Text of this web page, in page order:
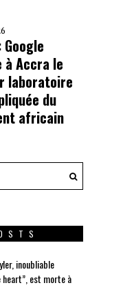
Google
Accra le
laboratoire
du
africain
inoubliable
est morte à